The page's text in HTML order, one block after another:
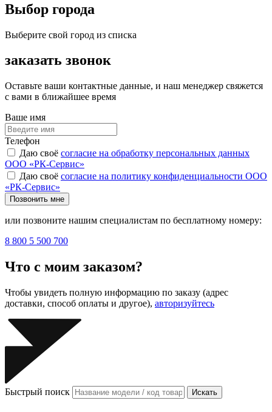
Выбор города
Выберите свой город из списка
заказать звонок
Оставьте ваши контактные данные, и наш менеджер свяжется
с вами в ближайшее время
Ваше имя
Телефон
Даю своё согласие на обработку персональных данных
ООО «РК-Сервис»
Даю своё согласие на политику конфиденциальности ООО
«РК-Сервис»
Позвонить мне
или позвоните нашим специалистам по бесплатному номеру:
8 800 5 500 700
Что с моим заказом?
Чтобы увидеть полную информацию по заказу (адрес
доставки, способ оплаты и другое), авторизуйтесь
Быстрый поиск Искать